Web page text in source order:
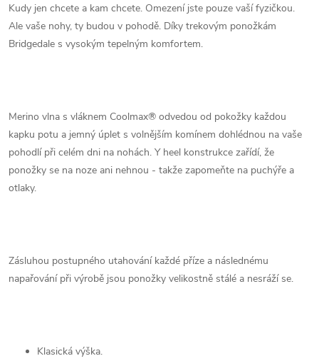
Kudy jen chcete a kam chcete. Omezení jste pouze vaší fyzičkou.
Ale vaše nohy, ty budou v pohodě. Díky trekovým ponožkám
Bridgedale s vysokým tepelným komfortem.
Merino vlna s vláknem Coolmax® odvedou od pokožky každou
kapku potu a jemný úplet s volnějším komínem dohlédnou na vaše
pohodlí při celém dni na nohách. Y heel konstrukce zařídí, že
ponožky se na noze ani nehnou - takže zapomeňte na puchýře a
otlaky.
Zásluhou postupného utahování každé příze a následnému
napařování při výrobě jsou ponožky velikostně stálé a nesráží se.
Klasická výška.